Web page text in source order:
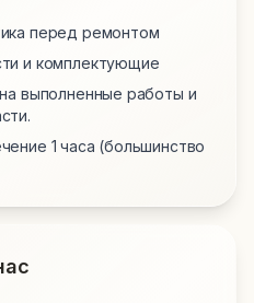
перед ремонтом
и комплектующие
выполненные работы и
1 часа (большинство